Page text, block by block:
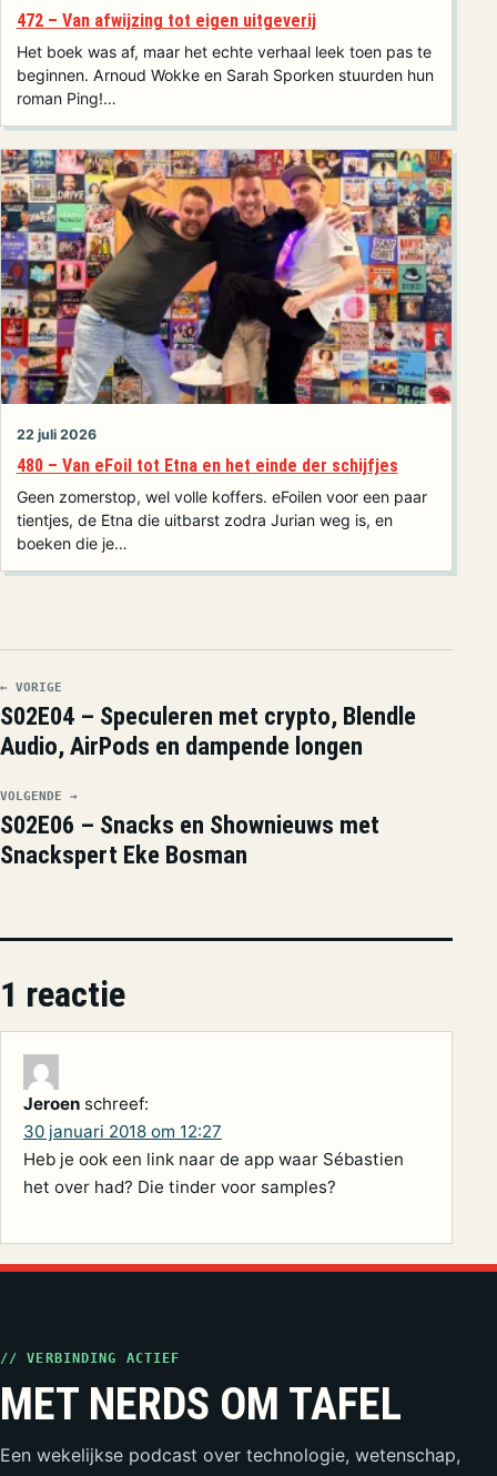
472 – Van afwijzing tot eigen uitgeverij
Het boek was af, maar het echte verhaal leek toen pas te
beginnen. Arnoud Wokke en Sarah Sporken stuurden hun
roman Ping!…
22 juli 2026
480 – Van eFoil tot Etna en het einde der schijfjes
Geen zomerstop, wel volle koffers. eFoilen voor een paar
tientjes, de Etna die uitbarst zodra Jurian weg is, en
boeken die je…
← VORIGE
S02E04 – Speculeren met crypto, Blendle
Audio, AirPods en dampende longen
VOLGENDE →
S02E06 – Snacks en Shownieuws met
Snackspert Eke Bosman
1 reactie
Jeroen schreef:
30 januari 2018 om 12:27
Heb je ook een link naar de app waar Sébastien
het over had? Die tinder voor samples?
// VERBINDING ACTIEF
MET NERDS OM TAFEL
Een wekelijkse podcast over technologie, wetenschap,